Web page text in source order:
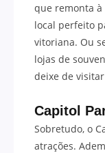
que remonta à
local perfeito
vitoriana. Ou
lojas de
deixe de
Capitol
Sobretudo, o
atrações.